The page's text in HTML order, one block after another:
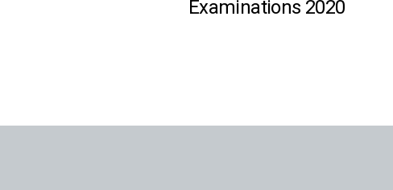
Examinations 2020